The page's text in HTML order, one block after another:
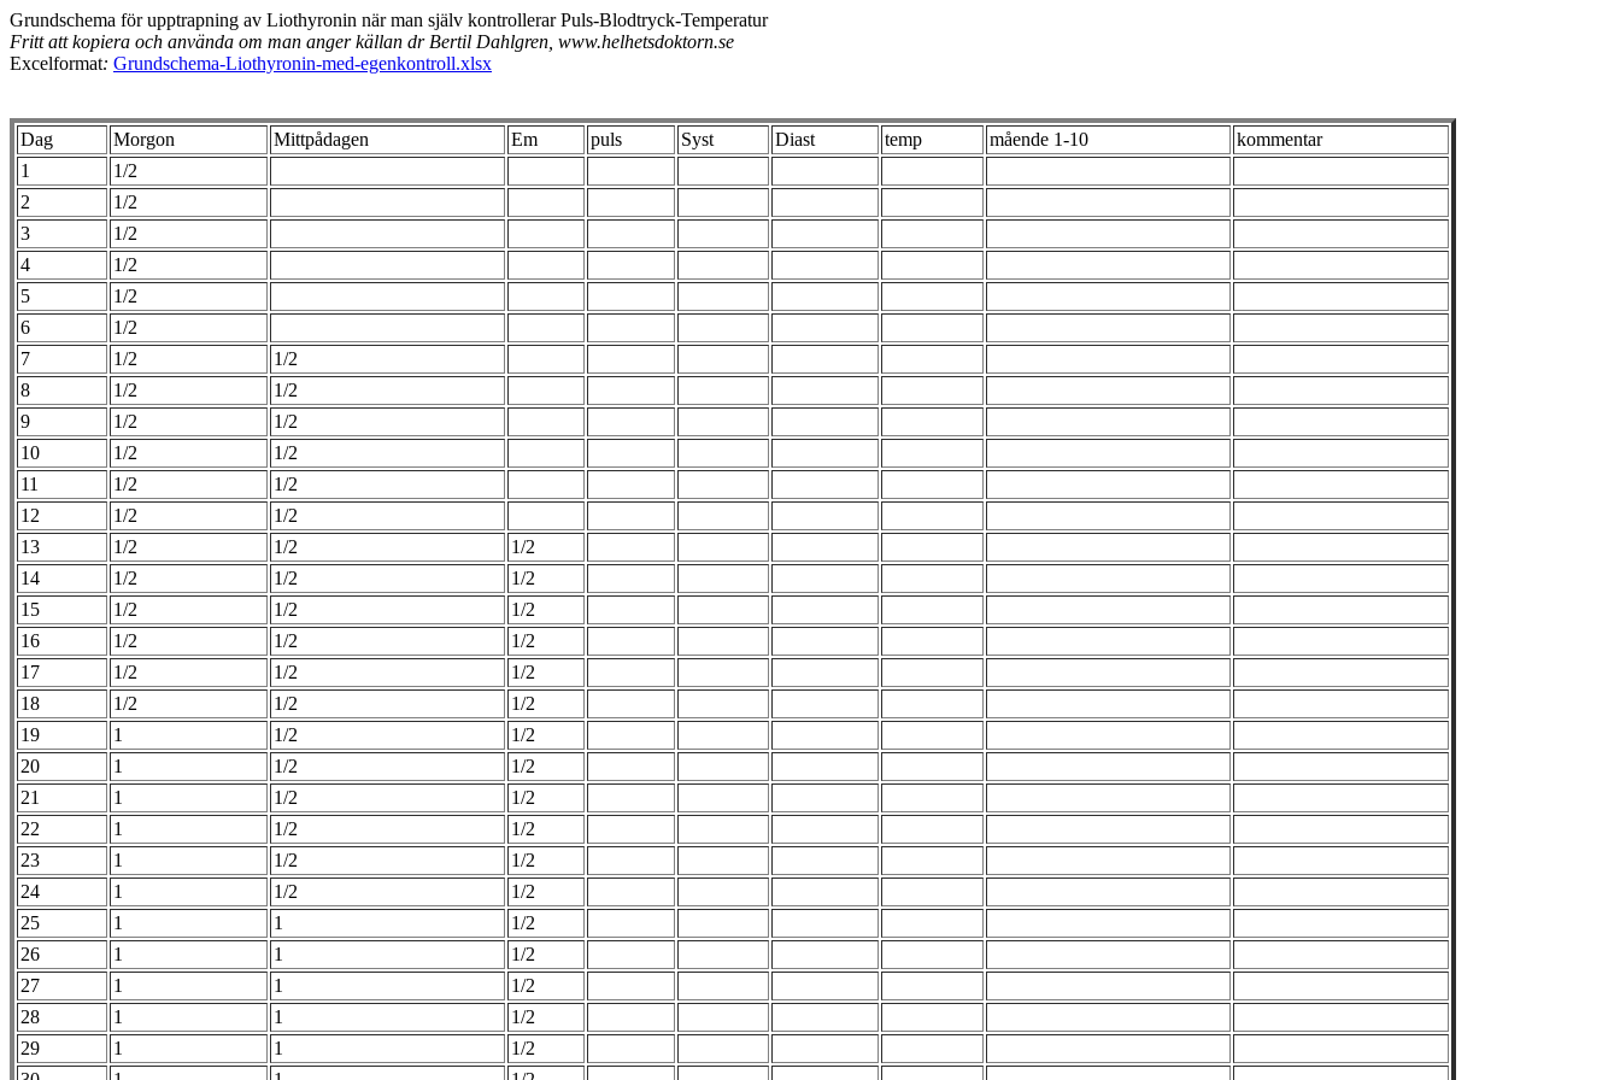
Grundschema för upptrapning av Liothyronin när man själv kontrollerar Puls-Blodtryck-Temperatur
Fritt att kopiera och använda om man anger källan dr Bertil Dahlgren, www.helhetsdoktorn.se
Excelformat: Grundschema-Liothyronin-med-egenkontroll.xlsx
Dag Morgon Mittpådagen Em puls Syst Diast temp mående 1-10
kommentar
1
1/2
2
1/2
3
1/2
4
1/2
5
1/2
6
1/2
7
1/2
1/2
8
1/2
1/2
9
1/2
1/2
10
1/2
1/2
11
1/2
1/2
12
1/2
1/2
13
1/2 1/2
1/2
14
1/2 1/2
1/2
15
1/2 1/2
1/2
16
1/2 1/2
1/2
17
1/2 1/2
1/2
18
1/2 1/2
1/2
19
1 1/2
1/2
20
1 1/2
1/2
21
1 1/2
1/2
22
1 1/2
1/2
23
1 1/2
1/2
24
1 1/2
1/2
25
1 1
1/2
26
1 1
1/2
27
1 1
1/2
28
1 1
1/2
29
1 1
1/2